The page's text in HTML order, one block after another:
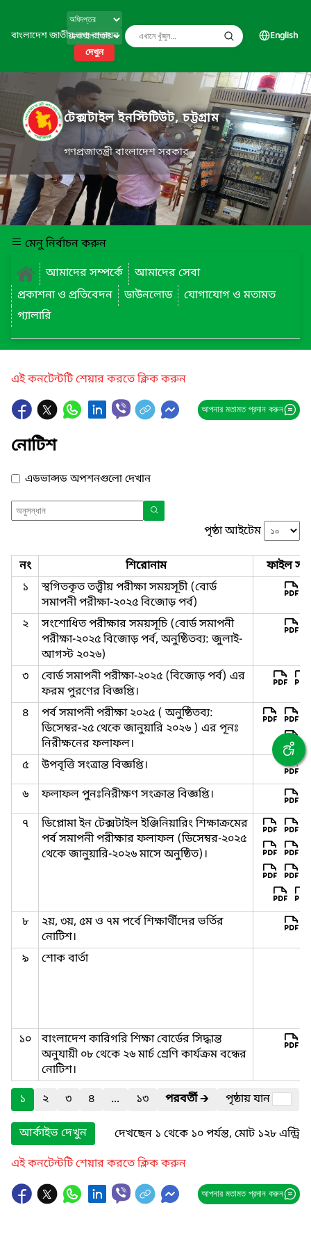
বাংলাদেশ জাতীয় তথ্য বাতায়ন
দেখুন
English
টেক্সটাইল ইনস্টিটিউট, চট্টগ্রাম
গণপ্রজাতন্ত্রী বাংলাদেশ সরকার
মেনু নির্বাচন করুন
আমাদের সম্পর্কে
আমাদের সেবা
প্রকাশনা ও প্রতিবেদন
ডাউনলোড
যোগাযোগ ও মতামত
গ্যালারি
এই কনটেন্টটি শেয়ার করতে ক্লিক করুন
আপনার মতামত প্রদান করুন
নোটিশ
এডভান্সড অপশনগুলো দেখান
পৃষ্ঠা আইটেম
নং শিরোনাম
ফাইল
১
স্থগিতকৃত তত্ত্বীয় পরীক্ষা সময়সূচী (বোর্ড
সমাপনী পরীক্ষা-২০২৫ বিজোড় পর্ব)
২
সংশোধিত পরীক্ষার সময়সূচি (বোর্ড সমাপনী
পরীক্ষা-২০২৫ বিজোড় পর্ব, অনুষ্ঠিতব্য: জুলাই-
আগস্ট ২০২৬)
৩
বোর্ড সমাপনী পরীক্ষা-২০২৫ (বিজোড় পর্ব) এর
ফরম পুরণের বিজ্ঞপ্তি।
৪
পর্ব সমাপনী পরীক্ষা ২০২৫ ( অনুষ্ঠিতব্য:
ডিসেম্বর-২৫ থেকে জানুয়ারি ২০২৬ ) এর পূনঃ
নিরীক্ষনের ফলাফল।
৫
উপবৃত্তি সংত্রান্ত বিজ্ঞপ্তি।
৬
ফলাফল পুনঃনিরীক্ষণ সংক্রান্ত বিজ্ঞপ্তি।
৭
ডিপ্লোমা ইন টেক্সটাইল ইঞ্জিনিয়ারিং শিক্ষাক্রমের
পর্ব সমাপনী পরীক্ষার ফলাফল (ডিসেম্বর-২০২৫
থেকে জানুয়ারি-২০২৬ মাসে অনুষ্ঠিত)।
৮
২য়, ৩য়, ৫ম ও ৭ম পর্বে শিক্ষার্থীদের ভর্তির
নোটিশ।
৯
শোক বার্তা
১০
বাংলাদেশ কারিগরি শিক্ষা বোর্ডের সিদ্ধান্ত
অনুযায়ী ০৮ থেকে ২৬ মার্চ শ্রেণি কার্যক্রম বন্ধের
নোটিশ।
১
২ ৩ ৪ ... ১৩ পরবর্তী🡲 পৃষ্ঠায় যান
আর্কাইভ দেখুন
দেখছেন ১ থেকে ১০ পর্যন্ত, মোট ১২৮ এন্ট্রি
এই কনটেন্টটি শেয়ার করতে ক্লিক করুন
আপনার মতামত প্রদান করুন